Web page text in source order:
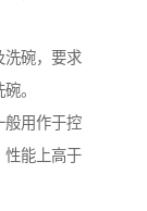
洗碗，要求
。
般用作于控
性能上高于